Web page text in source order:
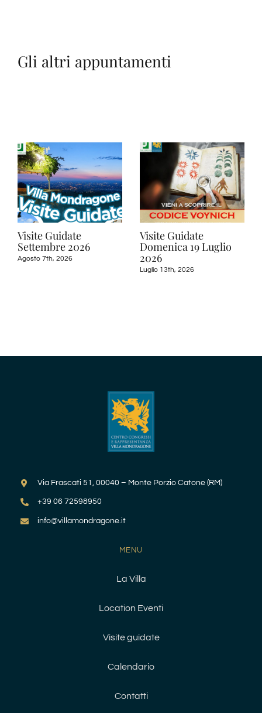
Gli altri appuntamenti
Visite Guidate
Settembre 2026
Agosto 7th, 2026
Visite Guidate
Domenica 19 Luglio
2026
Luglio 13th, 2026
Via Frascati 51, 00040 – Monte Porzio Catone (RM)
+39 06 72598950
info@villamondragone.it
MENU
La Villa
Location Eventi
Visite guidate
Calendario
Contatti